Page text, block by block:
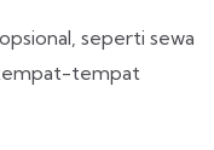
seperti sewa
tempat